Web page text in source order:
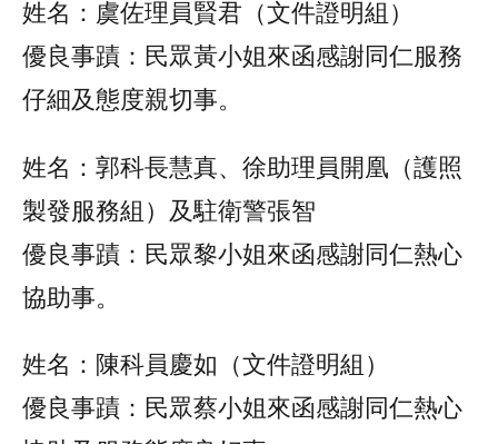
姓名：虞佐理員賢君（文件證明組）
優良事蹟：民眾黃小姐來函感謝同仁服務
仔細及態度親切事。
姓名：郭科長慧真、徐助理員開凰（護照
製發服務組）及駐衛警張智
優良事蹟：民眾黎小姐來函感謝同仁熱心
協助事。
姓名：陳科員慶如（文件證明組）
優良事蹟：民眾蔡小姐來函感謝同仁熱心